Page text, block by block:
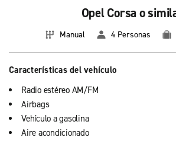
Opel Corsa o
Manual 4 Personas
Características del vehículo
Radio estéreo AM/FM
Airbags
Vehículo a gasolina
Aire acondicionado